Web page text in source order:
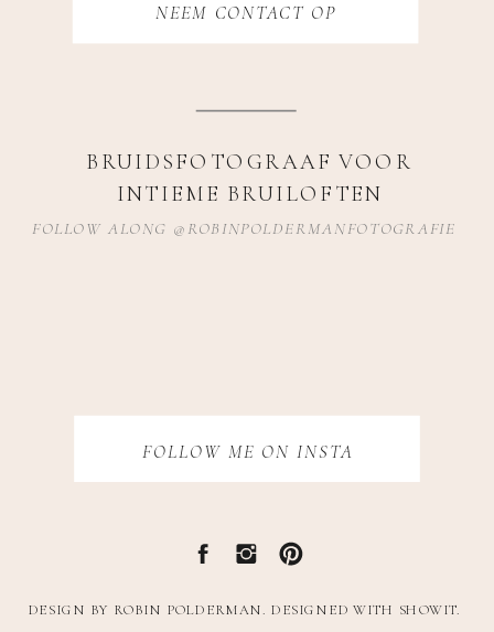
DESIGN BY ROBIN POLDERMAN. DESIGNED WITH SHOWIT.
BRUIDSFOTOGRAAF VOOR
INTIEME BRUILOFTEN
FOLLOW ALONG @ROBINPOLDERMANFOTOGRAFIE
FOLLOW ME ON INSTA
NEEM CONTACT OP